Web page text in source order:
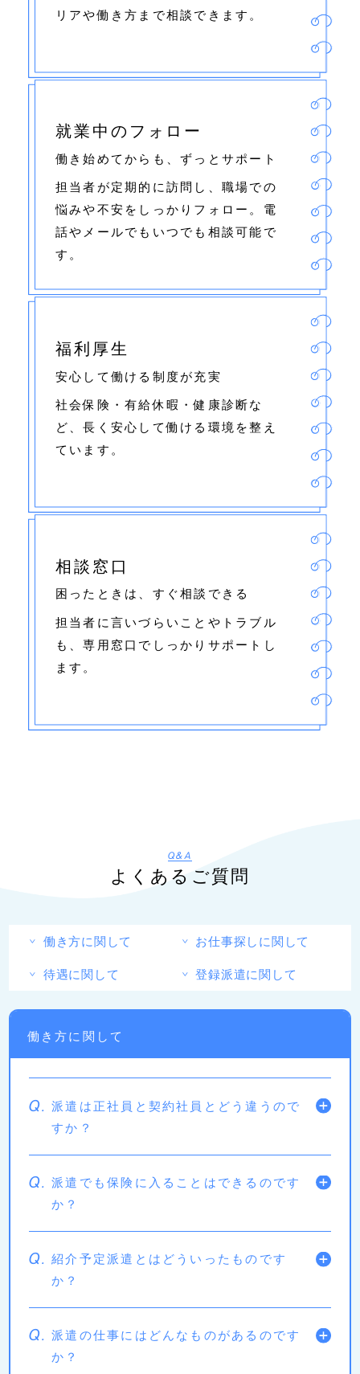
リアや働き方まで相談できます。
就業中のフォロー
働き始めてからも、ずっとサポート
担当者が定期的に訪問し、職場での
悩みや不安をしっかりフォロー。電
話やメールでもいつでも相談可能で
す。
福利厚生
安心して働ける制度が充実
社会保険・有給休暇・健康診断な
ど、長く安心して働ける環境を整え
ています。
相談窓口
困ったときは、すぐ相談できる
担当者に言いづらいことやトラブル
も、専用窓口でしっかりサポートし
ます。
Q&A
よくあるご質問
働き方に関して お仕事探しに関して
待遇に関して 登録派遣に関して
働き方に関して
Q. 派遣は正社員と契約社員とどう違うので
すか？
Q. 派遣でも保険に入ることはできるのです
か？
Q. 紹介予定派遣とはどういったものです
か？
Q. 派遣の仕事にはどんなものがあるのです
か？